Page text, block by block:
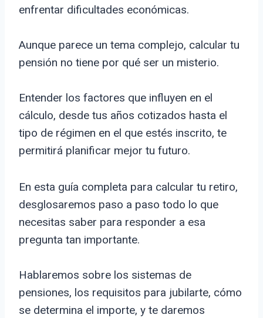
enfrentar dificultades económicas.
Aunque parece un tema complejo, calcular tu
pensión no tiene por qué ser un misterio.
Entender los factores que influyen en el
cálculo, desde tus años cotizados hasta el
tipo de régimen en el que estés inscrito, te
permitirá planificar mejor tu futuro.
En esta guía completa para calcular tu retiro,
desglosaremos paso a paso todo lo que
necesitas saber para responder a esa
pregunta tan importante.
Hablaremos sobre los sistemas de
pensiones, los requisitos para jubilarte, cómo
se determina el importe, y te daremos